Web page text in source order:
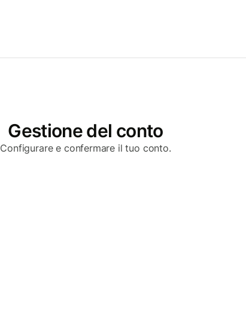
Gestione del conto
Configurare e confermare il tuo conto.